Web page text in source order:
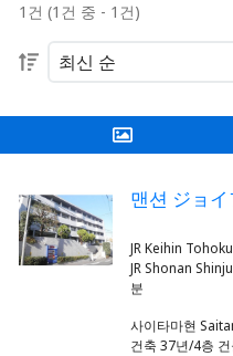
1건 (1건 중 - 1건)
맨션 ジョ
JR Keihin
JR Shonan
사이타마현
건축 37년/4층 건